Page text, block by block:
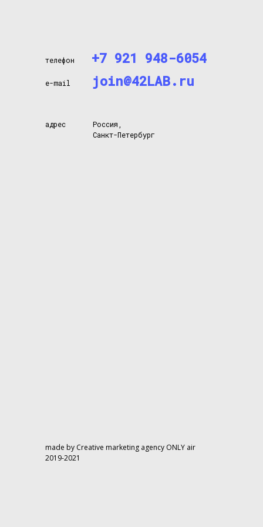
made by Creative marketing agency ONLY air
2019-2021
Россия,
Санкт-Петербург
адрес
join@42LAB.ru
e-mail
+7 921 948-6054
телефон